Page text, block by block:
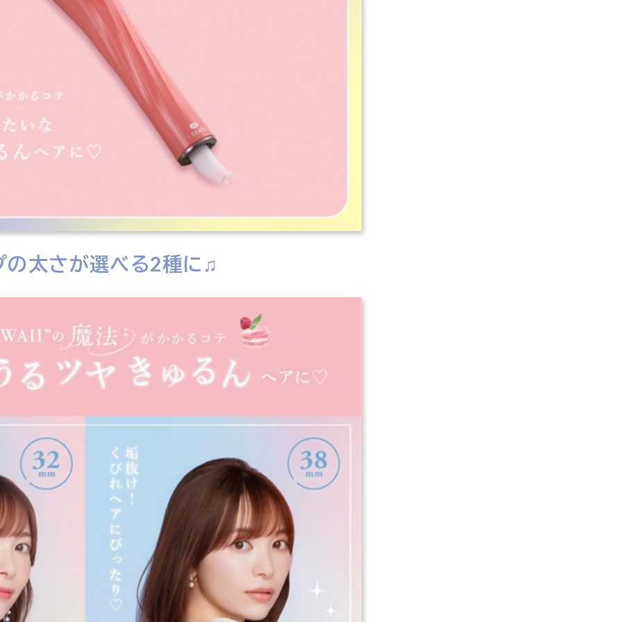
の太さが選べる2種に♫